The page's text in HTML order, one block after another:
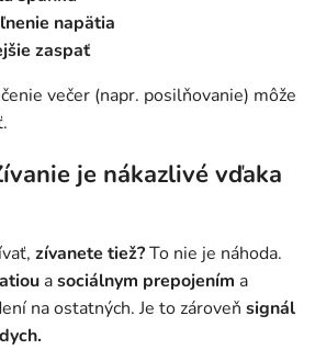
napätia
zaspať
večer (napr. posilňovanie) môže
je nákazlivé vďaka
zívanete tiež?To nie je náhoda.
asociálnym prepojením a
na ostatných. Je to zároveň signál